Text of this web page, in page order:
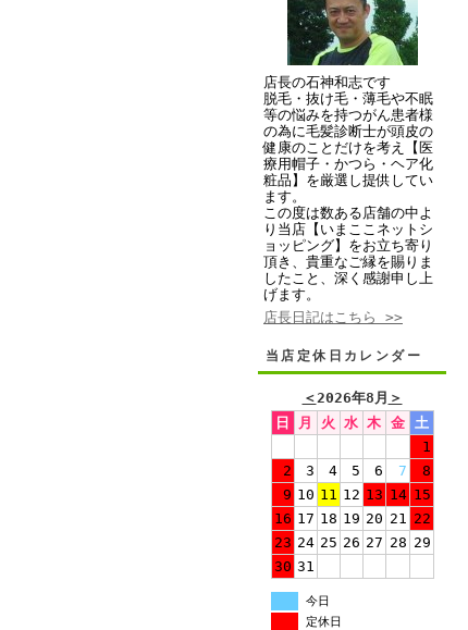
店長の石神和志です
脱毛・抜け毛・薄毛や不眠
等の悩みを持つがん患者様
の為に毛髪診断士が頭皮の
健康のことだけを考え【医
療用帽子・かつら・ヘア化
粧品】を厳選し提供してい
ます。
この度は数ある店舗の中よ
り当店【いまここネットシ
ョッピング】をお立ち寄り
頂き、貴重なご縁を賜りま
したこと、深く感謝申し上
げます。
店長日記はこちら >>
当店定休日カレンダー
＜2026年8月 ＞
日
月 火 水 木 金
土
1
2
3 4 5 6 7
8
9 10 11 12 13 14 15
16 17 18 19 20 21 22
23 24 25 26 27 28 29
30 31
今日
定休日